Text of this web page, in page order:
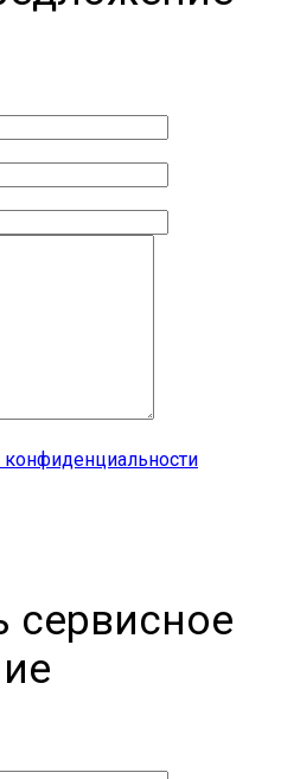
конфиденциальности
сервисное